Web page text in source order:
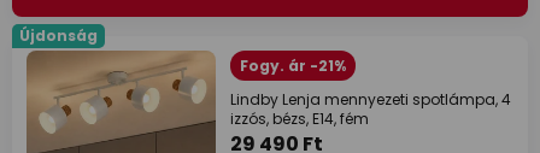
Újdonság
Fogy. ár -21%
Lindby Lenja mennyezeti spotlámpa, 4
izzós, bézs, E14, fém
29 490 Ft